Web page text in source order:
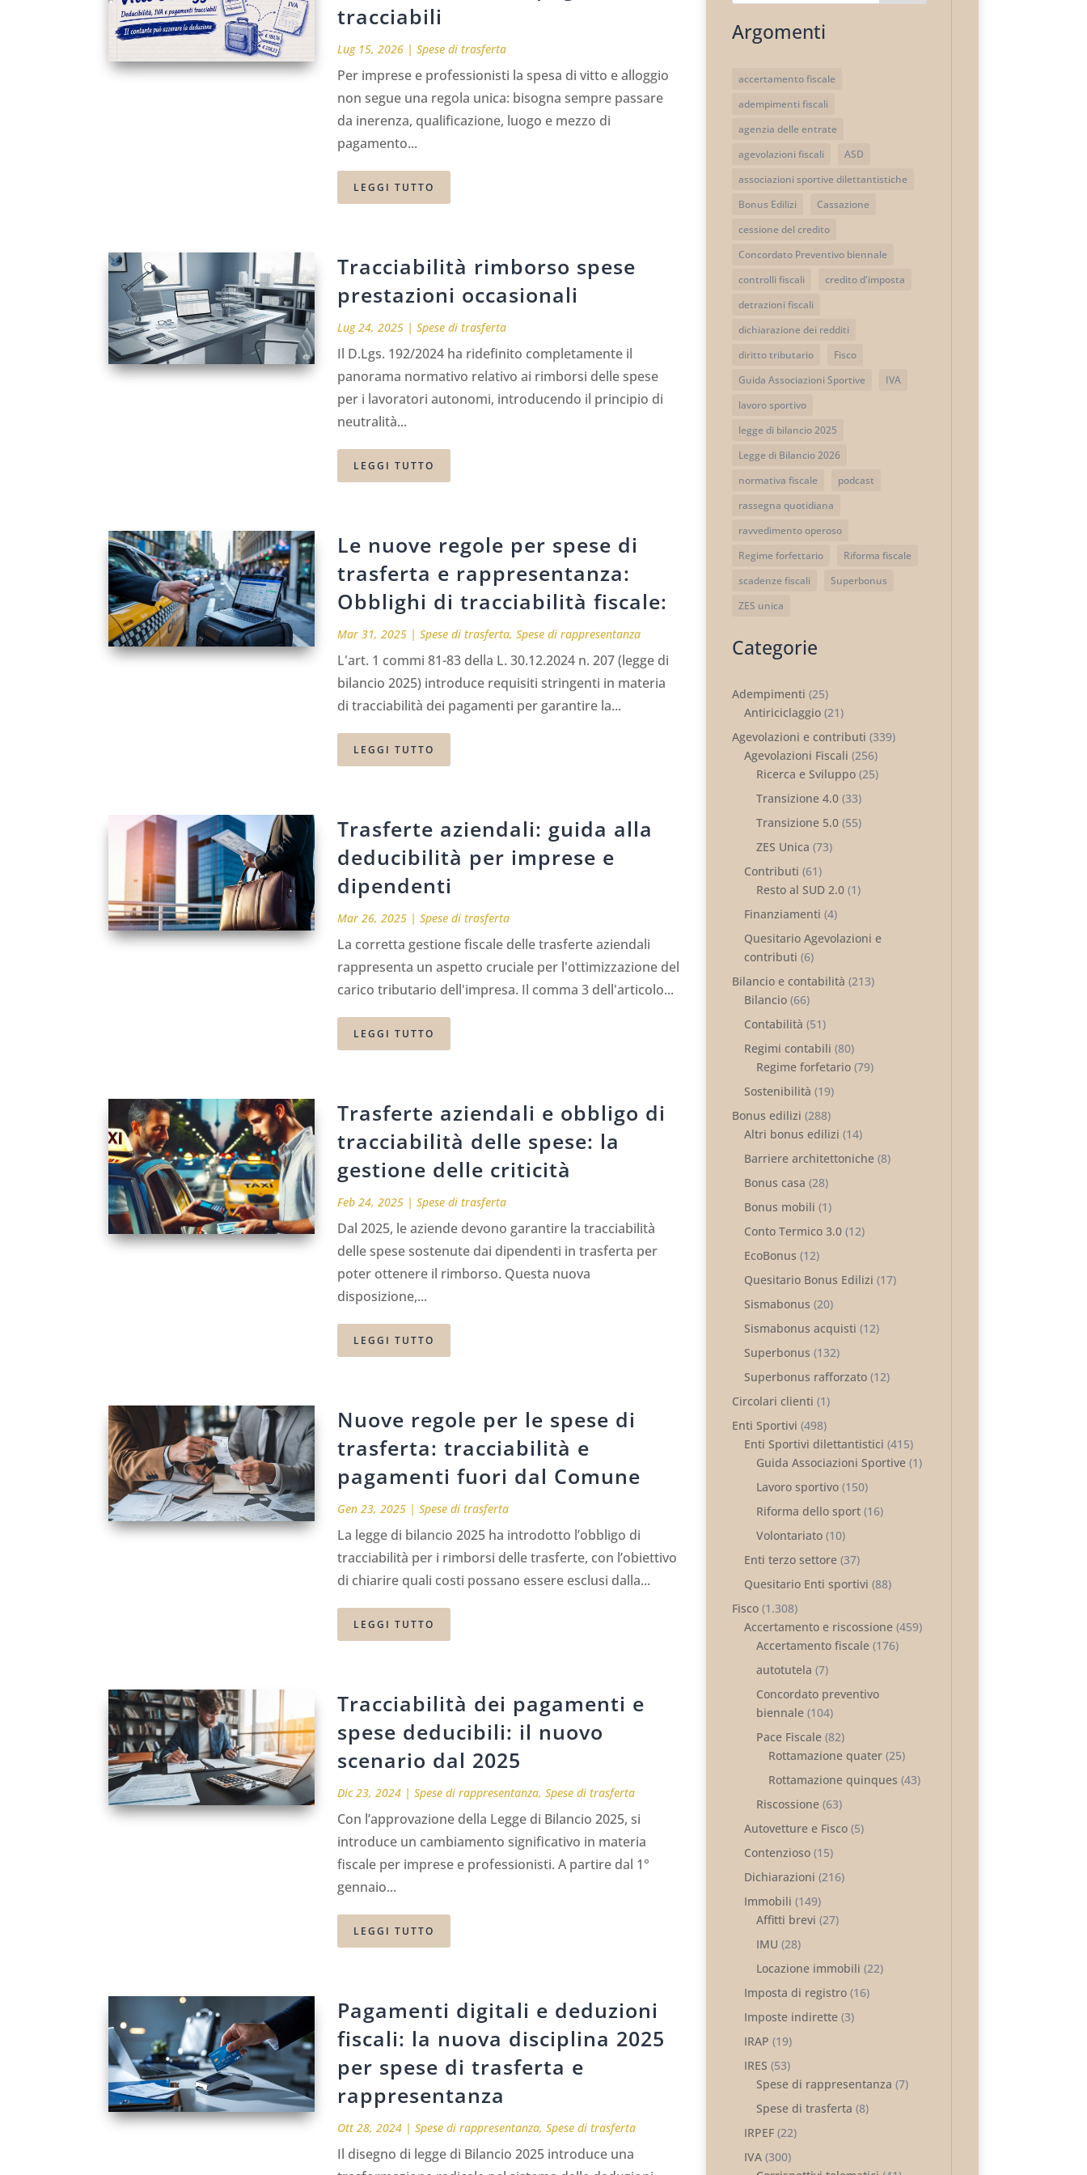
tracciabili
Lug 15, 2026| Spese di trasferta
Per imprese e professionisti la spesa di vitto e alloggio
non segue una regola unica: bisogna sempre passare
da inerenza, qualificazione, luogo e mezzo di
pagamento...
LEGGI TUTTO
Tracciabilità rimborso spese
prestazioni occasionali
Lug 24, 2025| Spese di trasferta
Il D.Lgs. 192/2024 ha ridefinito completamente il
panorama normativo relativo ai rimborsi delle spese
per i lavoratori autonomi, introducendo il principio di
neutralità...
LEGGI TUTTO
Le nuove regole per spese di
trasferta e rappresentanza:
Obblighi di tracciabilità fiscale:
Mar 31, 2025| Spese di trasferta, Spese di rappresentanza
L'art. 1 commi 81-83 della L. 30.12.2024 n. 207 (legge di
bilancio 2025) introduce requisiti stringenti in materia
di tracciabilità dei pagamenti per garantire la...
LEGGI TUTTO
Trasferte aziendali: guida alla
deducibilità per imprese e
dipendenti
Mar 26, 2025| Spese di trasferta
La corretta gestione fiscale delle trasferte aziendali
rappresenta un aspetto cruciale per l'ottimizzazione del
carico tributario dell'impresa. Il comma 3 dell'articolo...
LEGGI TUTTO
Trasferte aziendali e obbligo di
tracciabilità delle spese: la
gestione delle criticità
Feb 24, 2025| Spese di trasferta
Dal 2025, le aziende devono garantire la tracciabilità
delle spese sostenute dai dipendenti in trasferta per
poter ottenere il rimborso. Questa nuova
disposizione,...
LEGGI TUTTO
Nuove regole per le spese di
trasferta: tracciabilità e
pagamenti fuori dal Comune
Gen 23, 2025| Spese di trasferta
La legge di bilancio 2025 ha introdotto l’obbligo di
tracciabilità per i rimborsi delle trasferte, con l’obiettivo
di chiarire quali costi possano essere esclusi dalla...
LEGGI TUTTO
Tracciabilità dei pagamenti e
spese deducibili: il nuovo
scenario dal 2025
Dic 23, 2024| Spese di rappresentanza, Spese di trasferta
Con l’approvazione della Legge di Bilancio 2025, si
introduce un cambiamento significativo in materia
fiscale per imprese e professionisti. A partire dal 1°
gennaio...
LEGGI TUTTO
Pagamenti digitali e deduzioni
fiscali: la nuova disciplina 2025
per spese di trasferta e
rappresentanza
Ott 28, 2024| Spese di rappresentanza, Spese di trasferta
Il disegno di legge di Bilancio 2025 introduce una
Argomenti
accertamento fiscale
adempimenti fiscali
agenzia delle entrate
agevolazioni fiscali
ASD
associazioni sportive dilettantistiche
Bonus Edilizi
Cassazione
cessione del credito
Concordato Preventivo biennale
controlli fiscali
credito d'imposta
detrazioni fiscali
dichiarazione dei redditi
diritto tributario
Fisco
Guida Associazioni Sportive
IVA
lavoro sportivo
legge di bilancio 2025
Legge di Bilancio 2026
normativa fiscale
podcast
rassegna quotidiana
ravvedimento operoso
Regime forfettario
Riforma fiscale
scadenze fiscali
Superbonus
ZES unica
Categorie
Adempimenti (25)
Antiriciclaggio(21)
Agevolazioni e contributi (339)
Agevolazioni Fiscali (256)
Ricerca e Sviluppo(25)
Transizione 4.0(33)
Transizione 5.0(55)
ZES Unica (73)
Contributi (61)
Resto al SUD 2.0(1)
Finanziamenti (4)
Quesitario Agevolazioni e
contributi (6)
Bilancio e contabilità (213)
Bilancio(66)
Contabilità (51)
Regimi contabili (80)
Regime forfetario(79)
Sostenibilità (19)
Bonus edilizi (288)
Altri bonus edilizi (14)
Barriere architettoniche(8)
Bonus casa (28)
Bonus mobili (1)
Conto Termico 3.0(12)
EcoBonus (12)
Quesitario Bonus Edilizi (17)
Sismabonus (20)
Sismabonus acquisti (12)
Superbonus (132)
Superbonus rafforzato(12)
Circolari clienti (1)
Enti Sportivi (498)
Enti Sportivi dilettantistici (415)
Guida Associazioni Sportive(1)
Lavoro sportivo(150)
Riforma dello sport(16)
Volontariato(10)
Enti terzo settore(37)
Quesitario Enti sportivi (88)
Fisco(1.308)
Accertamento e riscossione(459)
Accertamento fiscale(176)
autotutela (7)
Concordato preventivo
biennale(104)
Pace Fiscale(82)
Rottamazione quater(25)
Rottamazione quinques (43)
Riscossione(63)
Autovetture e Fisco(5)
Contenzioso(15)
Dichiarazioni (216)
Immobili (149)
Affitti brevi (27)
IMU (28)
Locazione immobili (22)
Imposta di registro(16)
Imposte indirette(3)
IRAP (19)
IRES (53)
Spese di rappresentanza (7)
Spese di trasferta (8)
IRPEF(22)
IVA(300)